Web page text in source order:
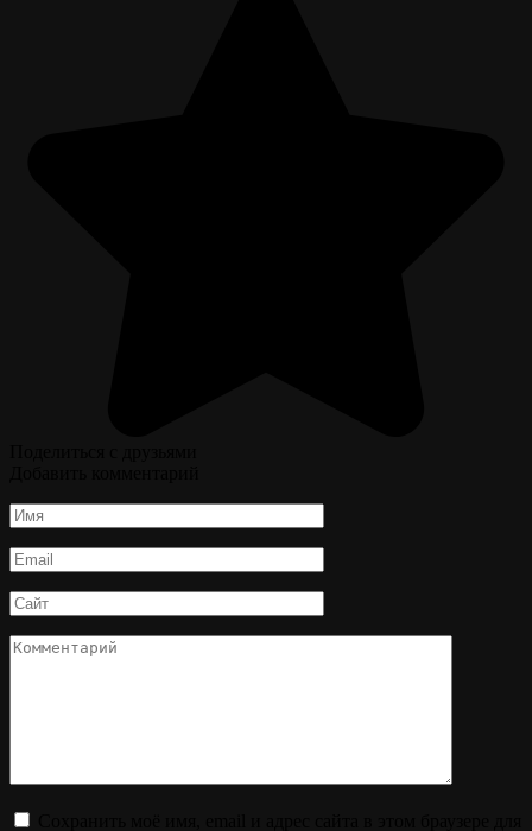
Имя
*
Email
*
Сайт
Комментарий